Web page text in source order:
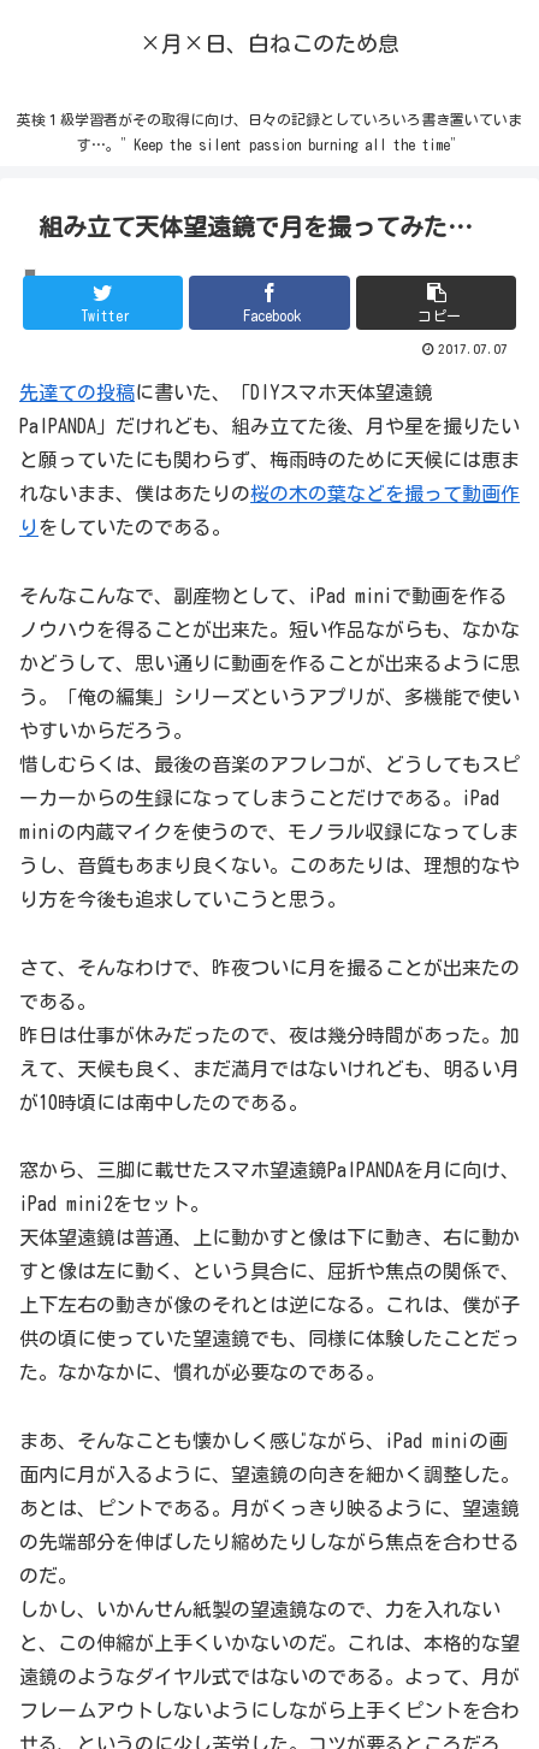
×月×日、白ねこのため息
英検１級学習者がその取得に向け、日々の記録としていろいろ書き置いていま
す…。”Keep the silent passion burning all the time”
組み立て天体望遠鏡で月を撮ってみた…
Twitter Facebook コピー
2017.07.07
先達ての投稿に書いた、「DIYスマホ天体望遠鏡
PalPANDA」だけれども、組み立てた後、月や星を撮りたい
と願っていたにも関わらず、梅雨時のために天候には恵ま
れないまま、僕はあたりの桜の木の葉などを撮って動画作
り をしていたのである。
そんなこんなで、副産物として、iPad miniで動画を作る
ノウハウを得ることが出来た。短い作品ながらも、なかな
かどうして、思い通りに動画を作ることが出来るように思
う。「俺の編集」シリーズというアプリが、多機能で使い
やすいからだろう。
惜しむらくは、最後の音楽のアフレコが、どうしてもスピ
ーカーからの生録になってしまうことだけである。iPad
miniの内蔵マイクを使うので、モノラル収録になってしま
うし、音質もあまり良くない。このあたりは、理想的なや
り方を今後も追求していこうと思う。
さて、そんなわけで、昨夜ついに月を撮ることが出来たの
である。
昨日は仕事が休みだったので、夜は幾分時間があった。加
えて、天候も良く、まだ満月ではないけれども、明るい月
が10時頃には南中したのである。
窓から、三脚に載せたスマホ望遠鏡PalPANDAを月に向け、
iPad mini2をセット。
天体望遠鏡は普通、上に動かすと像は下に動き、右に動か
すと像は左に動く、という具合に、屈折や焦点の関係で、
上下左右の動きが像のそれとは逆になる。これは、僕が子
供の頃に使っていた望遠鏡でも、同様に体験したことだっ
た。なかなかに、慣れが必要なのである。
まあ、そんなことも懐かしく感じながら、iPad miniの画
面内に月が入るように、望遠鏡の向きを細かく調整した。
あとは、ピントである。月がくっきり映るように、望遠鏡
の先端部分を伸ばしたり縮めたりしながら焦点を合わせる
のだ。
しかし、いかんせん紙製の望遠鏡なので、力を入れない
と、この伸縮が上手くいかないのだ。これは、本格的な望
遠鏡のようなダイヤル式ではないのである。よって、月が
フレームアウトしないようにしながら上手くピントを合わ
せる、というのに少し苦労した。コツが要るところだろ